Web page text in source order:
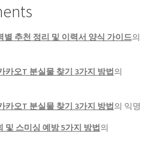
별 추천 정리 및 이력서 양식 가이드의
카오T 분실물 찾기 3가지 방법의
카오T 분실물 찾기 3가지 방법의 익명
및 스미싱 예방 5가지 방법의